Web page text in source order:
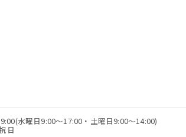
水曜日9:00～17:00・土曜日9:00～14:00)
日